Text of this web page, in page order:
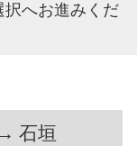
へお進みくだ
石垣